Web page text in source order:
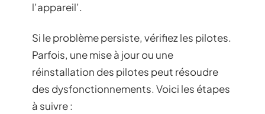
l’appareil’.
Si le problème persiste, vérifiez les pilotes.
Parfois, une mise à jour ou une
réinstallation des pilotes peut résoudre
des dysfonctionnements. Voici les étapes
à suivre :